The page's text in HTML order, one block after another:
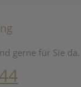
gerne für Sie da.